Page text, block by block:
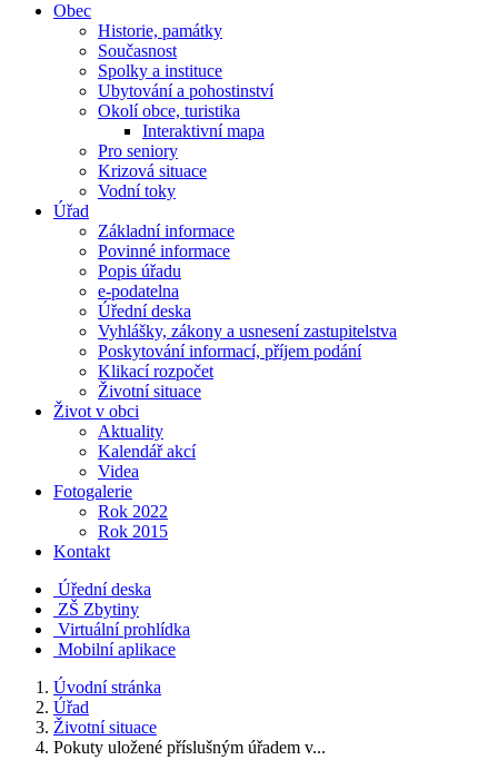
Obec
Historie, památky
Současnost
Spolky a instituce
Ubytování a pohostinství
Okolí obce, turistika
Interaktivní mapa
Pro seniory
Krizová situace
Vodní toky
Úřad
Základní informace
Povinné informace
Popis úřadu
e-podatelna
Úřední deska
Vyhlášky, zákony a usnesení zastupitelstva
Poskytování informací, příjem podání
Klikací rozpočet
Životní situace
Život v obci
Aktuality
Kalendář akcí
Videa
Fotogalerie
Rok 2022
Rok 2015
Kontakt
Úřední deska
ZŠ Zbytiny
Virtuální prohlídka
Mobilní aplikace
Úvodní stránka
Úřad
Životní situace
Pokuty uložené příslušným úřadem v...